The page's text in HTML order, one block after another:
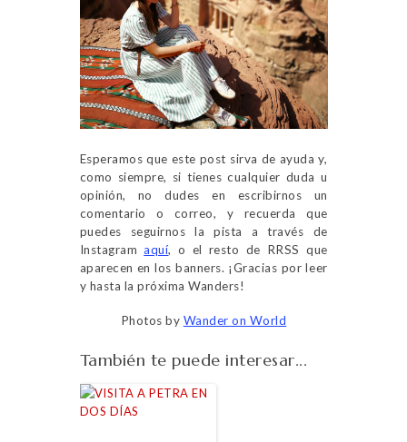
Esperamos que este post sirva de ayuda y,
como siempre, si tienes cualquier duda u
opinión, no dudes en escribirnos un
comentario o correo, y recuerda que
puedes seguirnos la pista a través de
Instagramaquí, o el resto de RRSS que
aparecen en los banners. ¡Gracias por leer
y hasta la próxima Wanders!
Photos by Wander on World
También te puede interesar...